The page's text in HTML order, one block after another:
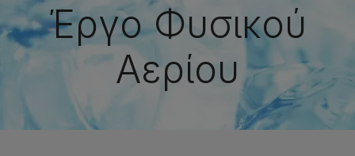
Έργο Φυσικού
Αερίου